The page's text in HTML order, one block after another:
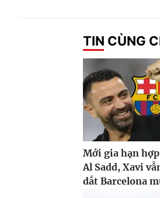
TIN CÙNG
Mới gia hạn
Al Sadd, Xavi
dắt Barcelona